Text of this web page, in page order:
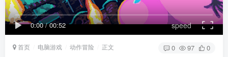
0:00/00:52 speed
首页 电脑游戏 动作冒险 正文 0 97 0